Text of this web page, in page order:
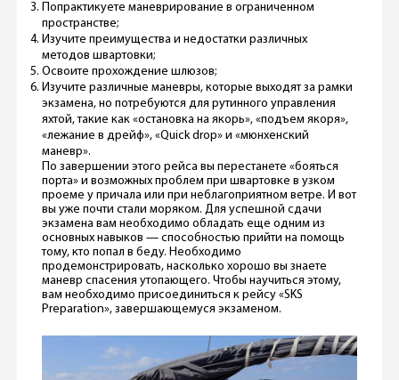
Попрактикуете маневрирование в ограниченном
пространстве;
Изучите преимущества и недостатки различных
методов швартовки;
Освоите прохождение шлюзов;
Изучите различные маневры, которые выходят за рамки
экзамена, но потребуются для рутинного управления
яхтой, такие как «остановка на якорь», «подъем якоря»,
«лежание в дрейф», «Quick drop» и «мюнхенский
маневр».
По завершении этого рейса вы перестанете «бояться
порта» и возможных проблем при швартовке в узком
проеме у причала или при неблагоприятном ветре. И вот
вы уже почти стали моряком. Для успешной сдачи
экзамена вам необходимо обладать еще одним из
основных навыков — способностью прийти на помощь
тому, кто попал в беду. Необходимо
продемонстрировать, насколько хорошо вы знаете
маневр спасения утопающего. Чтобы научиться этому,
вам необходимо присоединиться к рейсу «SKS
Preparation», завершающемуся экзаменом.